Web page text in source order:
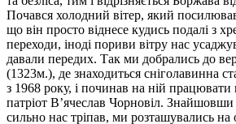
Почався холодний вітер, який
що він просто віднесе кудись подалі з
переходи, іноді пориви вітру нас
давали передих. Так ми добрались до
(1323м.), де знаходиться сніголавинна
з 1968 року, і починав на ній працювати
патріот В’ячеслав Чорновіл. Знайшовши
сильно нас тріпав, ми розташувались на